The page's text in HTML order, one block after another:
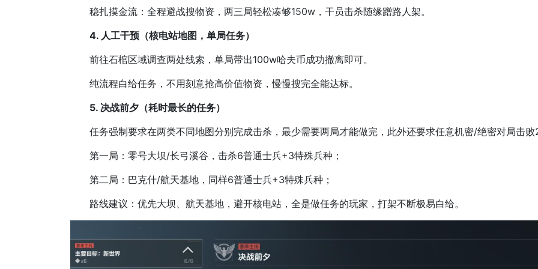
稳扎摸金流：全程避战搜物资，两三局轻松凑够150w，干员击杀随缘蹭路人架。
4. 人工干预（核电站地图，单局任务）
前往石棺区域调查两处线索，单局带出100w哈夫币成功撤离即可。
纯流程白给任务，不用刻意抢高价值物资，慢慢搜完全能达标。
5. 决战前夕（耗时最长的任务）
任务强制要求在两类不同地图分别完成击杀，最少需要两局才能做完，此外还要求任意机密/绝密对局击败
第一局：零号大坝/长弓溪谷，击杀6普通士兵+3特殊兵种；
第二局：巴克什/航天基地，同样6普通士兵+3特殊兵种；
路线建议：优先大坝、航天基地，避开核电站，全是做任务的玩家，打架不断极易白给。